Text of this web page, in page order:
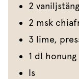
2
2 msk
3 lime,
1 dl honung
Is